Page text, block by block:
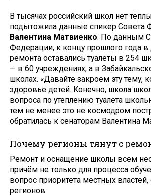
В тысячах российский школ нет
подытожила данные спикер Совета
Валентина Матвиенко. По данным
Федерации, к концу прошлого года в
ремонта оставались туалеты в 254
— в 60 учреждениях, а в
школах. «Давайте закроем эту тему,
здоровье детей. Конечно, школа
вопроса по утеплению туалета
тем не менее это не космодром
обратилась к сенаторам Валентина
Почему регионы тянут с
Ремонт и оснащение школы всем
причём не только для процесса
вопрос приоритета местных властей,
регионов.